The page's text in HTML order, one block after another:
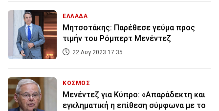
ΕΛΛΑΔΑ
Μητσοτάκης: Παρέθεσε γεύμα προς
τιμήν του Ρόμπερτ Μενέντεζ
22 Αυγ 2023 17:35
ΚΟΣΜΟΣ
Μενέντεζ για Κύπρο: «Απαράδεκτη και
εγκληματική η επίθεση σύμφωνα με το